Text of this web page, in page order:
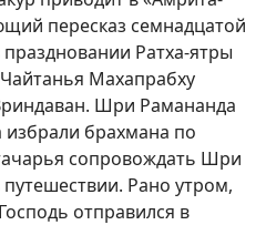
пересказ семнадцатой
Ратха-ятры
Махапрабху
Шри Рамананда
брахмана по
сопровождать Шри
Рано утром,
отправился в